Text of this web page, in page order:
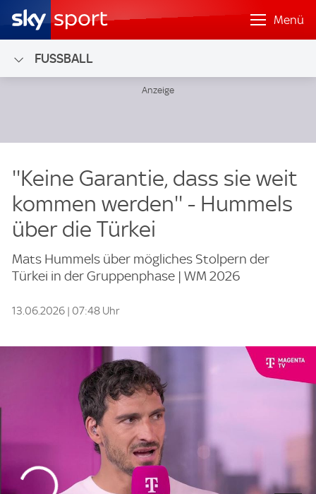
Menü
FUSSBALL
''Keine Garantie, dass sie weit
kommen werden'' - Hummels
über die Türkei
Mats Hummels über mögliches Stolpern der
Türkei in der Gruppenphase | WM 2026
13.06.2026 | 07:48 Uhr